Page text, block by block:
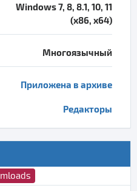
Windows 7, 8, 8.1, 10, 11
(x86, x64)
Многоязычный
Приложена в архиве
Редакторы
mloads